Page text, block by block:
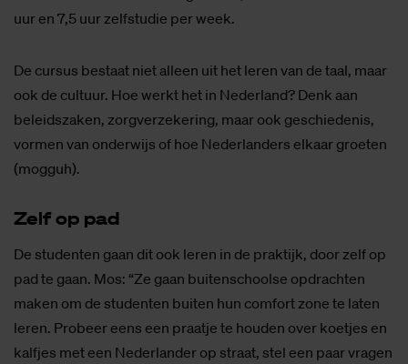
uur en 7,5 uur zelfstudie per week.
De cursus bestaat niet alleen uit het leren van de taal, maar
ook de cultuur. Hoe werkt het in Nederland? Denk aan
beleidszaken, zorgverzekering, maar ook geschiedenis,
vormen van onderwijs of hoe Nederlanders elkaar groeten
(mogguh).
Zelf op pad
De studenten gaan dit ook leren in de praktijk, door zelf op
pad te gaan. Mos: “Ze gaan buitenschoolse opdrachten
maken om de studenten buiten hun comfort zone te laten
leren. Probeer eens een praatje te houden over koetjes en
kalfjes met een Nederlander op straat, stel een paar vragen